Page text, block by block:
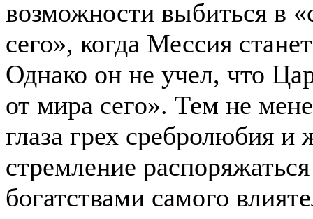
возможности выбиться в
сего», когда Мессия
Однако он не учел, что
от мира сего». Тем не
глаза грех сребролюбия
стремление
богатствами самого